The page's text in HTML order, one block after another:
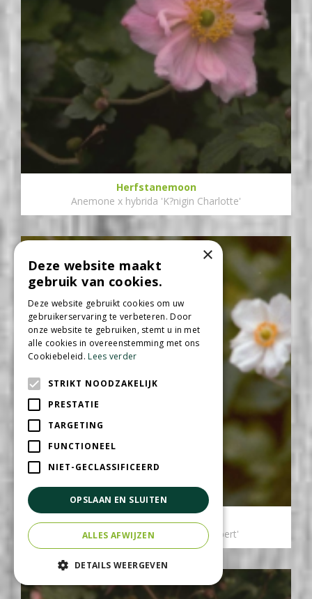
Herfstanemoon
Anemone x hybrida 'K?nigin Charlotte'
Herfstanemoon
Anemone x hybrida 'Honorine Jobert'
×
Deze website maakt
gebruik van cookies.
Deze website gebruikt cookies om uw
gebruikerservaring te verbeteren. Door
onze website te gebruiken, stemt u in met
alle cookies in overeenstemming met ons
Cookiebeleid.Lees verder
STRIKT NOODZAKELIJK
PRESTATIE
TARGETING
FUNCTIONEEL
NIET-GECLASSIFICEERD
OPSLAAN EN SLUITEN
ALLES AFWIJZEN
DETAILS WEERGEVEN